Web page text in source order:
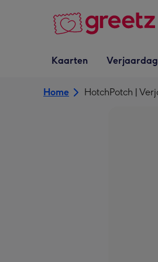
Vervolgkeuzelijst
Kaarten openen
Kaarten
Vervolgkeuzelijst
Verjaardag
Verjaardag
Home HotchPotch |